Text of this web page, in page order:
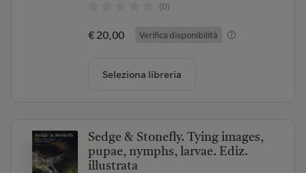
(0)
€ 20,00 Verifica disponibilità
Seleziona libreria
Sedge & Stonefly. Tying images,
pupae, nymphs, larvae. Ediz.
illustrata